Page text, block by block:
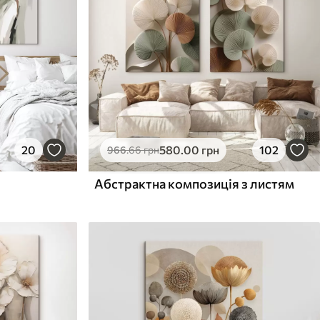
20 966.66грн580.00 грн 102
Абстрактна композиція з листям